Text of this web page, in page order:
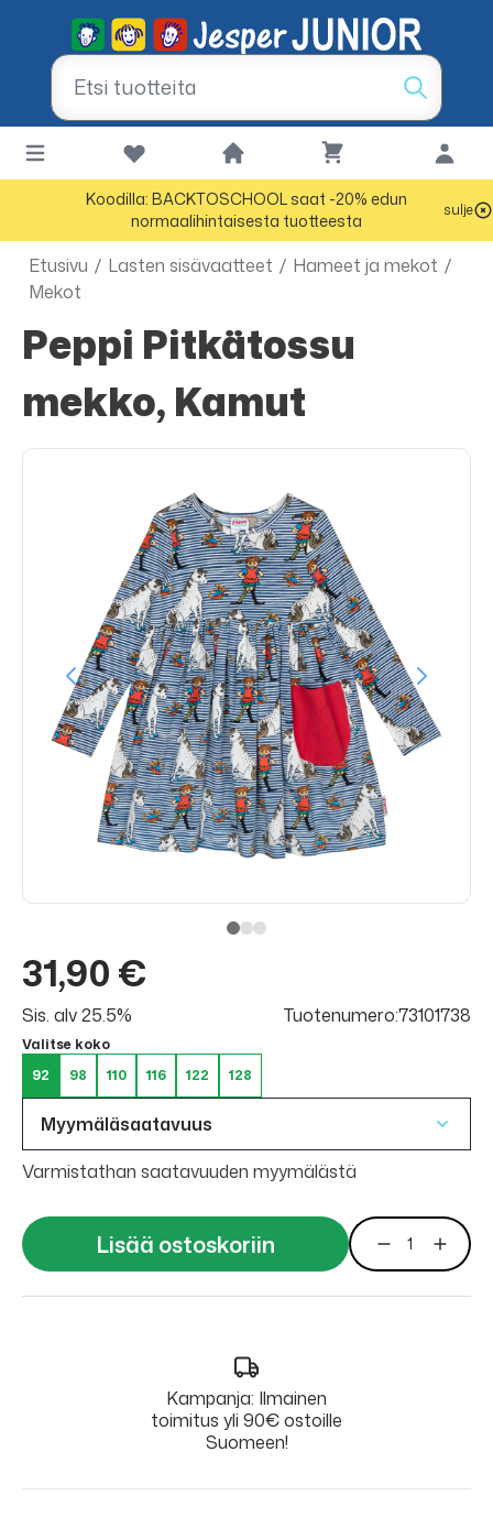
Koodilla: BACKTOSCHOOL saat -20% edun
normaalihintaisesta tuotteesta
sulje
Etusivu / Lasten sisävaatteet / Hameet ja mekot /
Mekot
Peppi Pitkätossu
mekko, Kamut
31,90 €
Sis. alv 25.5% Tuotenumero:73101738
Valitse koko
92
98 110 116 122 128
Myymäläsaatavuus
Varmistathan saatavuuden myymälästä
Lisää ostoskoriin
Kampanja: Ilmainen
toimitus yli 90€ ostoille
Suomeen!